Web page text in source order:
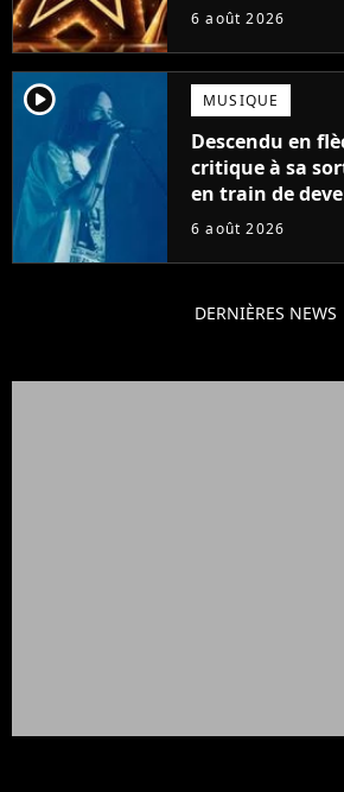
6 août 2026
player2 MUSIQUE
Descendu en
critique à sa
en train de
populaire de
6 août 2026
DERNIÈRES NEWS